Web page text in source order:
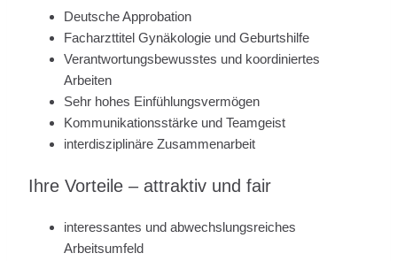
Deutsche Approbation
Facharzttitel Gynäkologie und Geburtshilfe
Verantwortungsbewusstes und koordiniertes
Arbeiten
Sehr hohes Einfühlungsvermögen
Kommunikationsstärke und Teamgeist
interdisziplinäre Zusammenarbeit
Ihre Vorteile – attraktiv und fair
interessantes und abwechslungsreiches
Arbeitsumfeld